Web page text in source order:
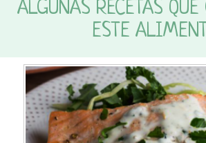
ALGUNAS RECETAS
ESTE